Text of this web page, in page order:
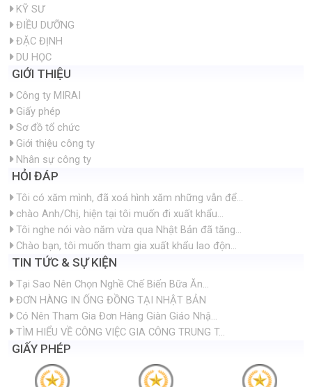
KỸ SƯ
ĐIỀU DƯỠNG
ĐẶC ĐỊNH
DU HỌC
GIỚI THIỆU
Công ty MIRAI
Giấy phép
Sơ đồ tổ chức
Giới thiệu công ty
Nhân sự công ty
HỎI ĐÁP
Tôi có xăm mình, đã xoá hình xăm những vẫn để...
chào Anh/Chị, hiện tại tôi muốn đi xuất khẩu...
Tôi nghe nói vào năm vừa qua Nhật Bản đã tăng...
Chào bạn, tôi muốn tham gia xuất khẩu lao độn...
TIN TỨC & SỰ KIỆN
Tại Sao Nên Chọn Nghề Chế Biến Bữa Ăn...
ĐƠN HÀNG IN ỐNG ĐỒNG TẠI NHẬT BẢN
Có Nên Tham Gia Đơn Hàng Giàn Giáo Nhậ...
TÌM HIỂU VỀ CÔNG VIỆC GIA CÔNG TRUNG T...
GIẤY PHÉP